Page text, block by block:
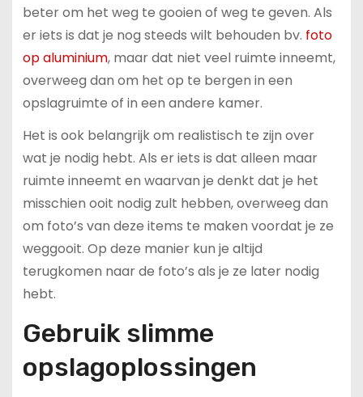
beter om het weg te gooien of weg te geven. Als
er iets is dat je nog steeds wilt behouden bv. foto
op aluminium, maar dat niet veel ruimte inneemt,
overweeg dan om het op te bergen in een
opslagruimte of in een andere kamer.
Het is ook belangrijk om realistisch te zijn over
wat je nodig hebt. Als er iets is dat alleen maar
ruimte inneemt en waarvan je denkt dat je het
misschien ooit nodig zult hebben, overweeg dan
om foto’s van deze items te maken voordat je ze
weggooit. Op deze manier kun je altijd
terugkomen naar de foto’s als je ze later nodig
hebt.
Gebruik slimme
opslagoplossingen